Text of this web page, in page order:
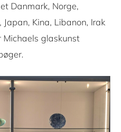
Danmark, Norge,
Kina, Libanon, Irak
Michaels glaskunst